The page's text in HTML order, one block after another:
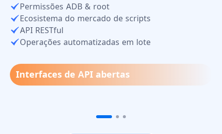
Operação ininterrupta 24 horas por dia, 7 dias
por semana
Balanceamento de carga inteligente
Monitoramento de desempenho em tempo real
99% de desempenho